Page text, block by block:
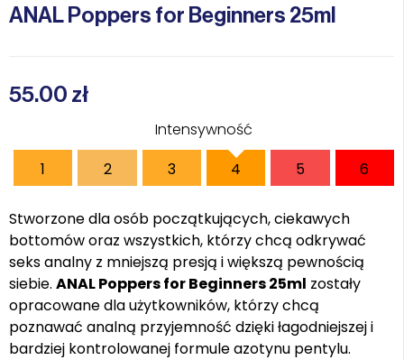
ANAL Poppers for Beginners 25ml
55.00 zł
Intensywność
1
2 3 4 5 6
Stworzone dla osób początkujących, ciekawych
bottomów oraz wszystkich, którzy chcą odkrywać
seks analny z mniejszą presją i większą pewnością
siebie. ANAL Poppers for Beginners 25ml zostały
opracowane dla użytkowników, którzy chcą
poznawać analną przyjemność dzięki łagodniejszej i
bardziej kontrolowanej formule azotynu pentylu.